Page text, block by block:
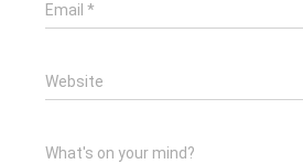
Email *
Website
What's on your mind?